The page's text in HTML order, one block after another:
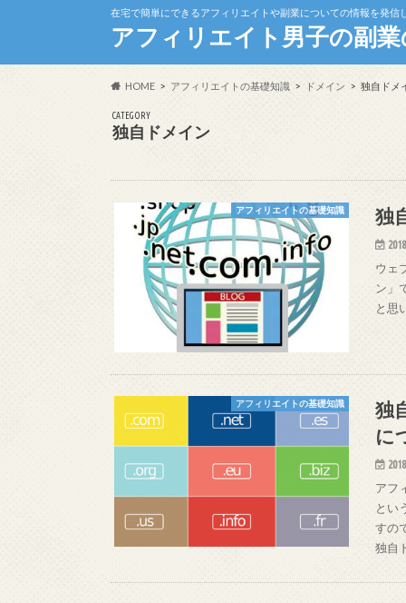
在宅で簡単にできるアフィリエイトや副業についての情報を発信
アフィリエイト男子の副
HOME アフィリエイトの基礎知識 ドメイン 独自ドメ
CATEGORY
独自ドメイン
アフィリエイトの基礎知識 独
ウェ
ン」
と思
アフィリエイトの基礎知識
独
に
アフ
とい
すの
独自